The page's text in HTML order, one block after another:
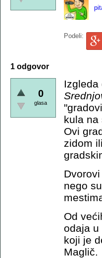
Podeli:
1 odgovor
0
glasa
Izgleda
kula na
Ovi
zidom
nego
Od
odaja u
koji je
Maglič.